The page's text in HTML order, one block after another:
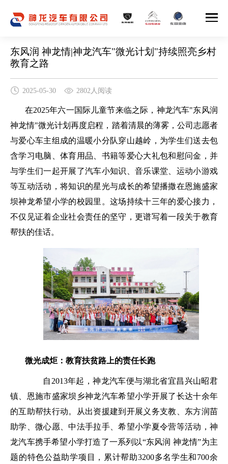
东风润 神龙情|神龙汽车"微光计划"持续照亮乡村
教育之路
2025-05-30 2802人阅读
在2025年六一国际儿童节来临之际，神龙汽车"东风润
神龙情"微光计划再度启程，踏着清晨的薄雾，公司志愿者
与爱心车主组成的温暖小分队穿山越岭，为学生们送去包
含学习电脑、体育用品、书籍等爱心大礼包和慰问金，并
与学生们一起开展了汽车小知识、音乐课堂、运动小游戏
等互动活动，将知识的星光与成长的希望播撒在恩施盛家
坝神龙希望小学的校园里。这场持续十三年的爱心接力，
不仅见证着企业社会责任的坚守，更谱写着一段关于教育
帮扶的佳话。
微光成炬：教育扶贫路上的责任长跑
自 2013年起，神龙汽车便与湖北省宜昌兴山昭君
镇、恩施市盛家坝乡神龙汽车希望小学开展了长达十余年
的互助帮扶行动。从出资援建到开展义务支教、东方润苗
助学、微心愿、中法手拉手、希望小学夏令营等活动，神
龙汽车携手希望小学打造了一系列以“东风润 神龙情”为主
题的特色公益助学项目，累计帮助3200多名学生和700余